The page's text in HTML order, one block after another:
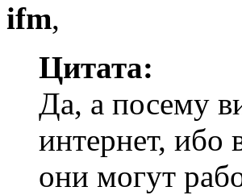
ifm,
Цитата:
Да, а посему
интернет, ибо
они могут